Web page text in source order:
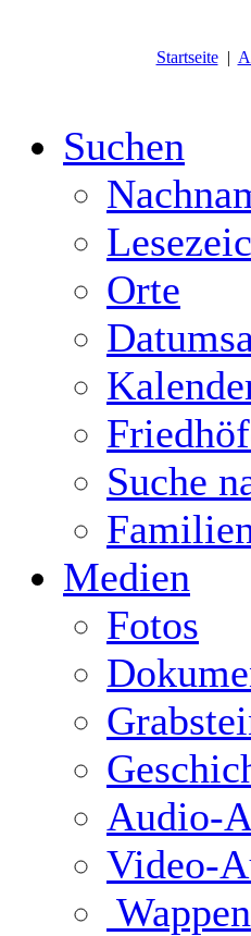
Startseite|
Suchen
Orte
Suche
Medien
Fotos
Audio-
Video-
Wappen